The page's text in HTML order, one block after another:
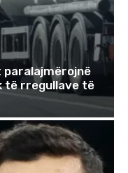
të rregullave të